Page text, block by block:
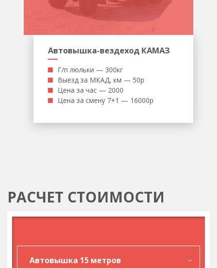
Автовышка-вездеход КАМАЗ
Г/п люльки — 300кг
Выезд за МКАД, км — 50р
Цена за час — 2000
Цена за смену 7+1 — 16000р
РАСЧЕТ СТОИМОСТИ